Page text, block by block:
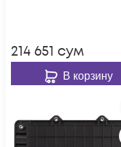
214 651 сум
В корзину